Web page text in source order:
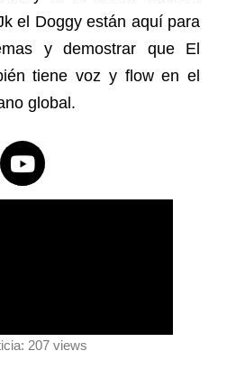
el Doggy están aquí para
y demostrar que El
tiene voz y flow en el
global.
207 views